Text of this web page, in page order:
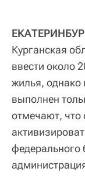
Курганская
ввести около
жилья, однако
выполнен
отмечают, что